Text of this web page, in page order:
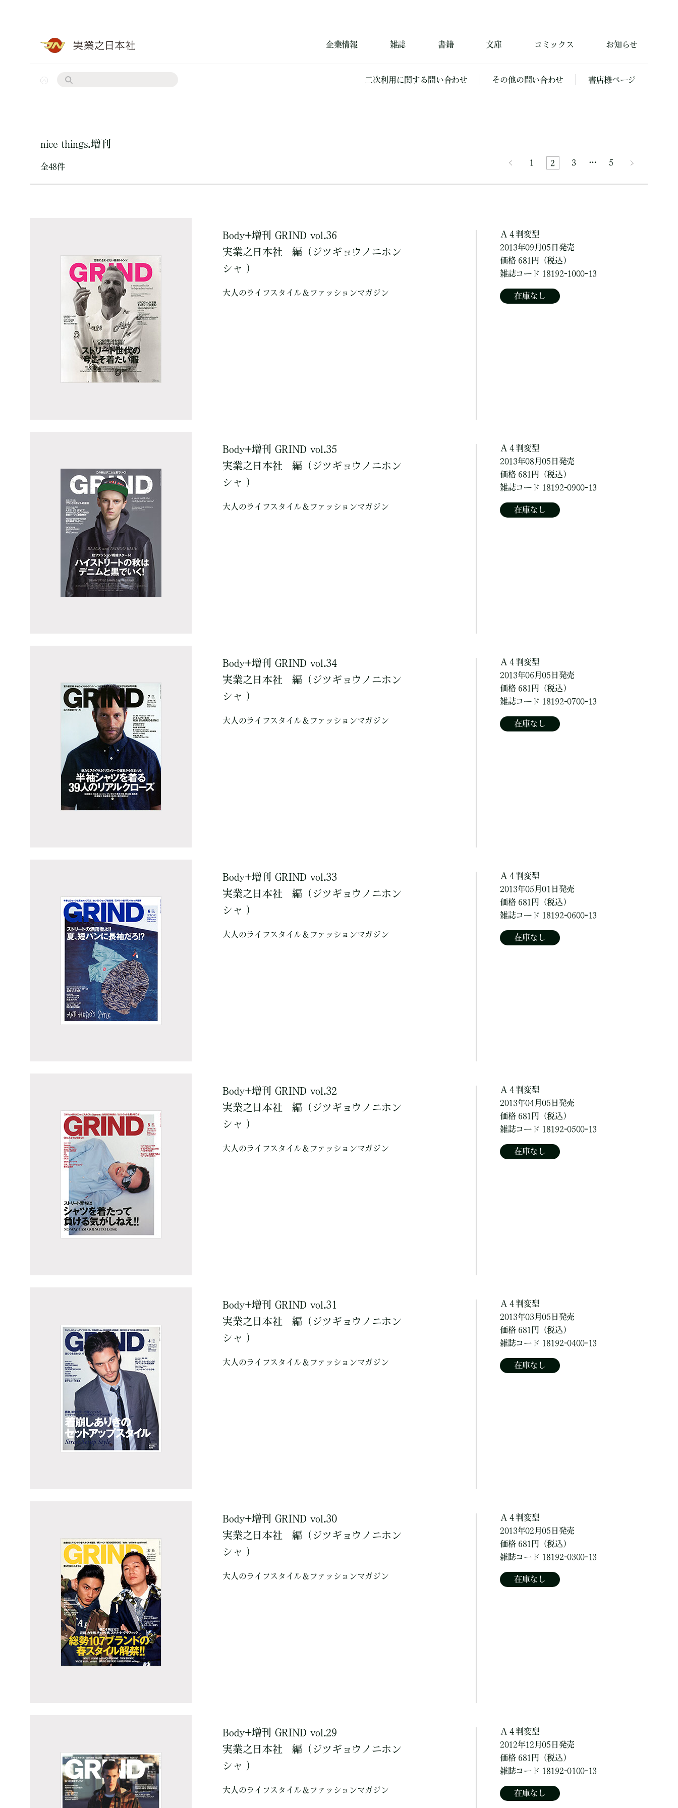
企業情報 雑誌 書籍 文庫 コミックス お知らせ
二次利用に関する問い合わせ その他の問い合わせ 書店様ページ
nice things.増刊
全48件 1 2 3 … 5
Body+増刊 GRIND vol.36
実業之日本社
編 （ジツギョウノニホン
シャ ）
大人のライフスタイル＆ファッションマガジン
Ａ４判変型
2013年09月05日発売
価格 681円（税込）
雑誌コード 18192-1000-13
在庫なし
Body+増刊 GRIND vol.35
実業之日本社
編 （ジツギョウノニホン
シャ ）
大人のライフスタイル＆ファッションマガジン
Ａ４判変型
2013年08月05日発売
価格 681円（税込）
雑誌コード 18192-0900-13
在庫なし
Body+増刊 GRIND vol.34
実業之日本社
編 （ジツギョウノニホン
シャ ）
大人のライフスタイル＆ファッションマガジン
Ａ４判変型
2013年06月05日発売
価格 681円（税込）
雑誌コード 18192-0700-13
在庫なし
Body+増刊 GRIND vol.33
実業之日本社
編 （ジツギョウノニホン
シャ ）
大人のライフスタイル＆ファッションマガジン
Ａ４判変型
2013年05月01日発売
価格 681円（税込）
雑誌コード 18192-0600-13
在庫なし
Body+増刊 GRIND vol.32
実業之日本社
編 （ジツギョウノニホン
シャ ）
大人のライフスタイル＆ファッションマガジン
Ａ４判変型
2013年04月05日発売
価格 681円（税込）
雑誌コード 18192-0500-13
在庫なし
Body+増刊 GRIND vol.31
実業之日本社
編 （ジツギョウノニホン
シャ ）
大人のライフスタイル＆ファッションマガジン
Ａ４判変型
2013年03月05日発売
価格 681円（税込）
雑誌コード 18192-0400-13
在庫なし
Body+増刊 GRIND vol.30
実業之日本社
編 （ジツギョウノニホン
シャ ）
大人のライフスタイル＆ファッションマガジン
Ａ４判変型
2013年02月05日発売
価格 681円（税込）
雑誌コード 18192-0300-13
在庫なし
Body+増刊 GRIND vol.29
実業之日本社
編 （ジツギョウノニホン
シャ ）
大人のライフスタイル＆ファッションマガジン
Ａ４判変型
2012年12月05日発売
価格 681円（税込）
雑誌コード 18192-0100-13
在庫なし